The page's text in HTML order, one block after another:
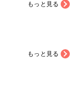
もっと見る
もっと見る